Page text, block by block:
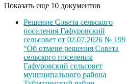
Показать еще 10 документов
Решение Совета сельского
поселения Гафуровский
сельсовет от 02.07.2026 № 199
“Об отмене решения Совета
сельского поселения
Гафуровский сельсовет
муниципального района